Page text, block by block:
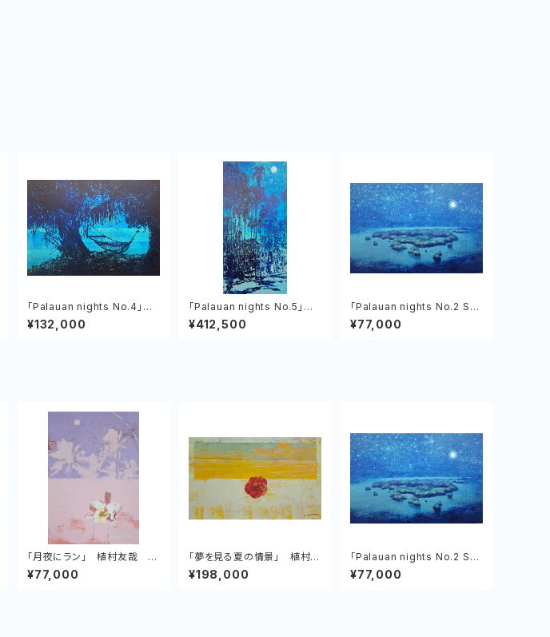
「Palauan nights No.4」植
村友哉 キャンバス、アクリル
¥132,000
「Palauan nights No.5」植
村友哉 キャンバス、アクリル
¥412,500
「Palauan nights No.2 Se
venty Islands」植村友哉 キ
ャンバス、アクリル
¥77,000
「月夜にラン」 植村友哉 キ
ャンバス、アクリル
¥77,000
「夢を見る夏の情景」 植村友
哉 キャンバス、アクリル
¥198,000
「Palauan nights No.2 Se
venty Islands」植村友哉 キ
ャンバス、アクリル
¥77,000